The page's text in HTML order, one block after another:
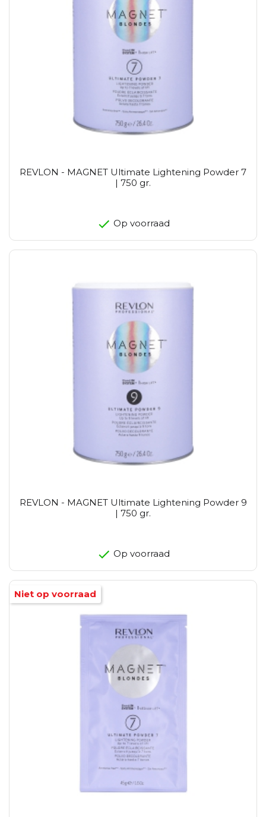
REVLON - MAGNET Ultimate Lightening Powder 7
| 750 gr.
Op voorraad
REVLON - MAGNET Ultimate Lightening Powder 9
| 750 gr.
Op voorraad
Niet op voorraad